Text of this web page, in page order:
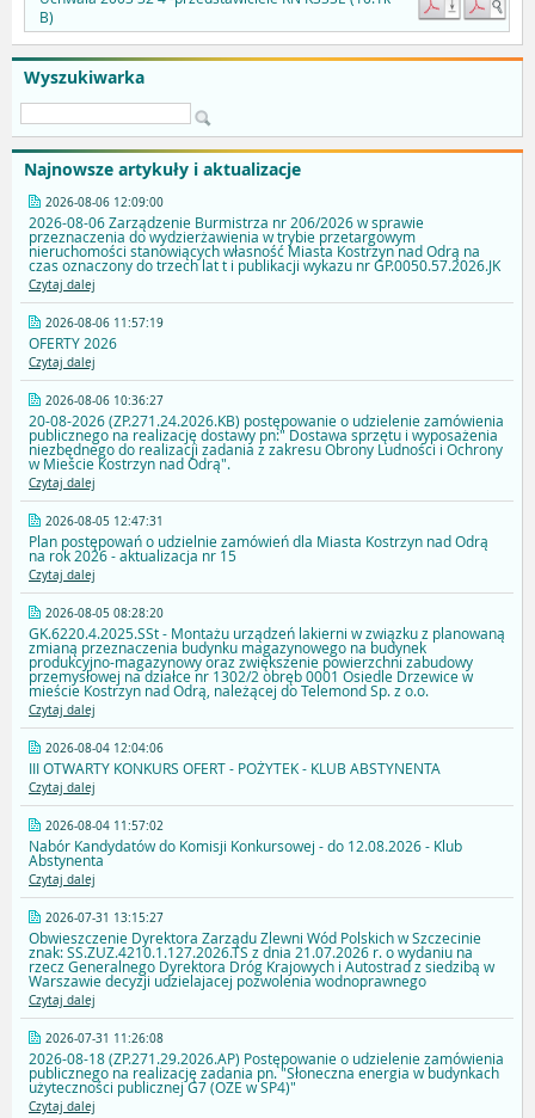
Wyszukiwarka
Najnowsze artykuły i aktualizacje
2026-08-06 12:09:00
2026-08-06 Zarządzenie Burmistrza nr 206/2026 w sprawie
przeznaczenia do wydzierżawienia w trybie przetargowym
nieruchomości stanowiących własność Miasta Kostrzyn nad Odrą na
czas oznaczony do trzech lat t i publikacji wykazu nr GP.0050.57.2026.JK
Czytaj dalej
2026-08-06 11:57:19
OFERTY 2026
Czytaj dalej
2026-08-06 10:36:27
20-08-2026 (ZP.271.24.2026.KB) postępowanie o udzielenie zamówienia
publicznego na realizację dostawy pn:" Dostawa sprzętu i wyposażenia
niezbędnego do realizacji zadania z zakresu Obrony Ludności i Ochrony
w Mieście Kostrzyn nad Odrą".
Czytaj dalej
2026-08-05 12:47:31
Plan postępowań o udzielnie zamówień dla Miasta Kostrzyn nad Odrą
na rok 2026 - aktualizacja nr 15
Czytaj dalej
2026-08-05 08:28:20
GK.6220.4.2025.SSt - Montażu urządzeń lakierni w związku z planowaną
zmianą przeznaczenia budynku magazynowego na budynek
produkcyjno-magazynowy oraz zwiększenie powierzchni zabudowy
przemysłowej na działce nr 1302/2 obręb 0001 Osiedle Drzewice w
mieście Kostrzyn nad Odrą, należącej do Telemond Sp. z o.o.
Czytaj dalej
2026-08-04 12:04:06
III OTWARTY KONKURS OFERT - POŻYTEK - KLUB ABSTYNENTA
Czytaj dalej
2026-08-04 11:57:02
Nabór Kandydatów do Komisji Konkursowej - do 12.08.2026 - Klub
Abstynenta
Czytaj dalej
2026-07-31 13:15:27
Obwieszczenie Dyrektora Zarządu Zlewni Wód Polskich w Szczecinie
znak: SS.ZUZ.4210.1.127.2026.TS z dnia 21.07.2026 r. o wydaniu na
rzecz Generalnego Dyrektora Dróg Krajowych i Autostrad z siedzibą w
Warszawie decyzji udzielajacej pozwolenia wodnoprawnego
Czytaj dalej
2026-07-31 11:26:08
2026-08-18 (ZP.271.29.2026.AP) Postępowanie o udzielenie zamówienia
publicznego na realizację zadania pn. "Słoneczna energia w budynkach
użyteczności publicznej G7 (OZE w SP4)"
Czytaj dalej
B)